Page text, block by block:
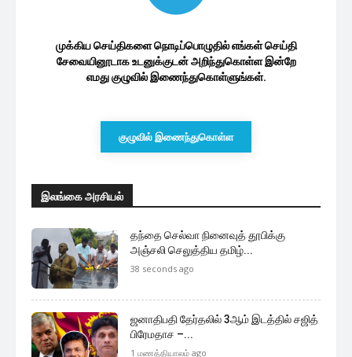
முக்கிய செய்திகளை நொடிப்பொழுதில் எங்கள் செய்தி
சேவையினூடாக உடனுக்குடன் அறிந்துகொள்ள இன்றே
எமது குழுவில் இணைந்துகொள்ளுங்கள்.
குழுவில் இணைந்துகொள்ள
இலங்கை அரசியல்
தந்தை செல்வா நினைவுத் தூபிக்கு
அஞ்சலி செலுத்திய தமிழ்...
38 seconds ago
ஜனாதிபதி தேர்தலில் 3ஆம் இடத்தில் சஜித்
பிரேமதாச –...
1 மணத்தியாலம் ago